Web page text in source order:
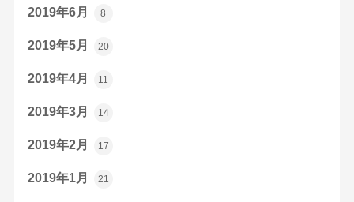
2019年6月 8
2019年5月 20
2019年4月 11
2019年3月 14
2019年2月 17
2019年1月 21